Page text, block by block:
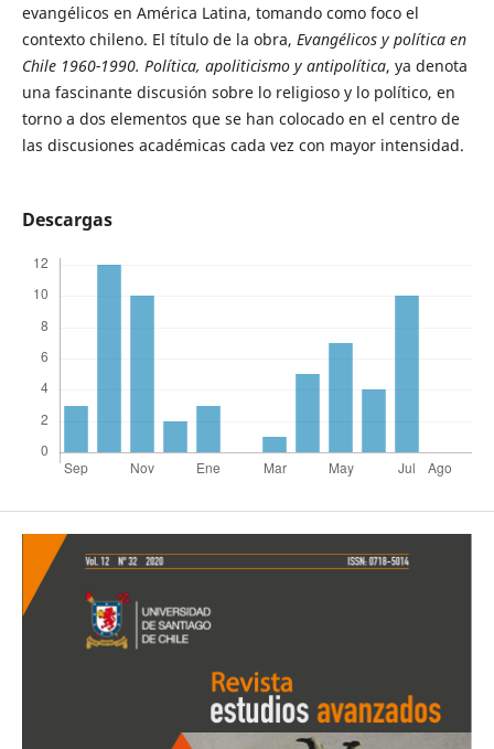
evangélicos en América Latina, tomando como foco el
contexto chileno. El título de la obra, Evangélicos y política en
Chile 1960-1990. Política, apoliticismo y antipolítica, ya denota
una fascinante discusión sobre lo religioso y lo político, en
torno a dos elementos que se han colocado en el centro de
las discusiones académicas cada vez con mayor intensidad.
Descargas